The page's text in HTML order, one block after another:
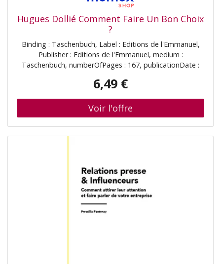
Hugues Dollié Comment Faire Un Bon Choix
?
Binding : Taschenbuch, Label : Editions de l'Emmanuel,
Publisher : Editions de l'Emmanuel, medium :
Taschenbuch, numberOfPages : 167, publicationDate :
ISBN : 2353891144
6,49 €